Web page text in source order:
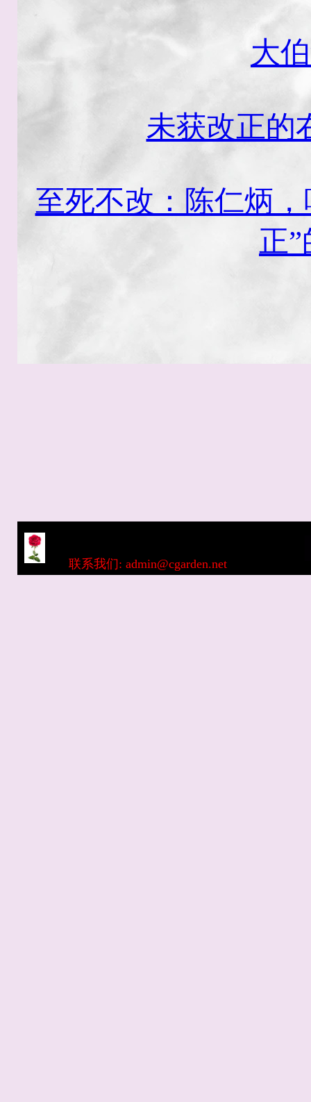
大
未获改正的
至死不改：陈仁炳
正
联系我们: admin@cgarden.net